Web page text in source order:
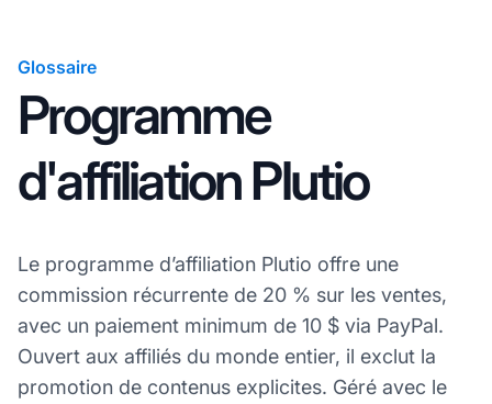
Glossaire
Programme
d'affiliation Plutio
Le programme d’affiliation Plutio offre une
commission récurrente de 20 % sur les ventes,
avec un paiement minimum de 10 $ via PayPal.
Ouvert aux affiliés du monde entier, il exclut la
promotion de contenus explicites. Géré avec le